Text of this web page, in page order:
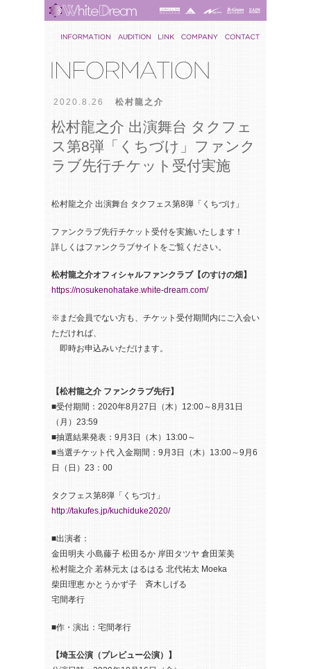
2020.8.26 松村龍之介
松村龍之介 出演舞台 タクフェ
ス第8弾「くちづけ」ファンク
ラブ先行チケット受付実施
松村龍之介 出演舞台 タクフェス第8弾「くちづけ」
ファンクラブ先行チケット受付を実施いたします！
詳しくはファンクラブサイトをご覧ください。
松村龍之介オフィシャルファンクラブ【のすけの畑】
https://nosukenohatake.white-dream.com/
※まだ会員でない方も、チケット受付期間内にご入会い
ただければ、
即時お申込みいただけます。
【松村龍之介 ファンクラブ先行】
■受付期間：2020年8月27日（木）12:00～8月31日
（月）23:59
■抽選結果発表：9月3日（木）13:00～
■当選チケット代 入金期間：9月3日（木）13:00～9月6
日（日）23：00
タクフェス第8弾「くちづけ」
http://takufes.jp/kuchiduke2020/
■出演者：
金田明夫 小島藤子 松田るか 岸田タツヤ 倉田茉美
松村龍之介 若林元太 はるはる 北代祐太 Moeka
柴田理恵 かとうかず子 斉木しげる
宅間孝行
■作・演出：宅間孝行
【埼玉公演（プレビュー公演）】